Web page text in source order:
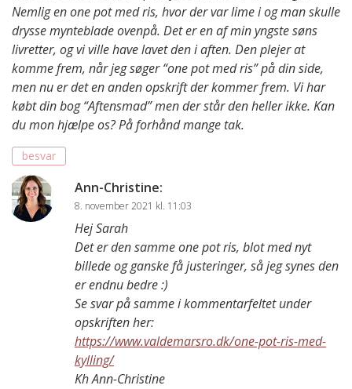
Nemlig en one pot med ris, hvor der var lime i og man skulle
drysse mynteblade ovenpå. Det er en af min yngste søns
livretter, og vi ville have lavet den i aften. Den plejer at
komme frem, når jeg søger “one pot med ris” på din side,
men nu er det en anden opskrift der kommer frem. Vi har
købt din bog “Aftensmad” men der står den heller ikke. Kan
du mon hjælpe os? På forhånd mange tak.
besvar
Ann-Christine:
8. november 2021 kl. 11:03
Hej Sarah
Det er den samme one pot ris, blot med nyt
billede og ganske få justeringer, så jeg synes den
er endnu bedre :)
Se svar på samme i kommentarfeltet under
opskriften her:
https://www.valdemarsro.dk/one-pot-ris-med-
kylling/
Kh Ann-Christine